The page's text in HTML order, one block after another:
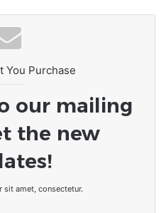
You Purchase
our mailing
the new
sit amet, consectetur.